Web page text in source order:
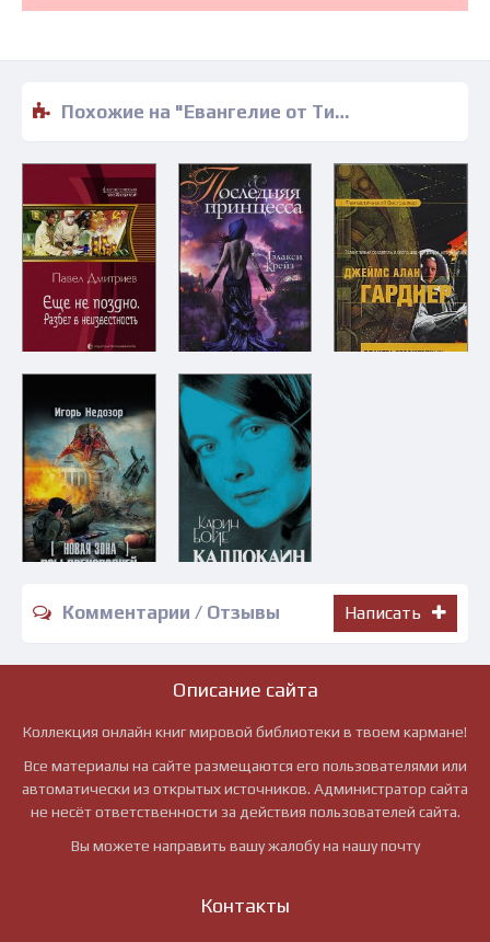
Похожие на "Евангелие от Тимофея - Николай Чадович" книги читать бесплатно полные версии
Комментарии / Отзывы Написать
Описание сайта
Коллекция онлайн книг мировой библиотеки в твоем кармане!
Все материалы на сайте размещаются его пользователями или
автоматически из открытых источников. Администратор сайта
не несёт ответственности за действия пользователей сайта.
Вы можете направить вашу жалобу на нашу почту
Контакты